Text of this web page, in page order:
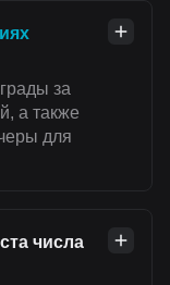
за
а также
для
числа